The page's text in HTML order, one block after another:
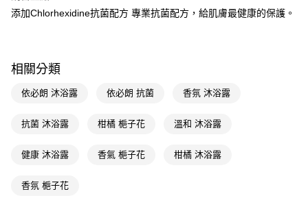
AFTEE先享後付
相關說明
AFTEE先享後付是「在收到商品之後才付款」的支付方式。 讓您購物簡單
便利好安心！
２．便利：只要手機號碼，簡訊認證，即可結帳。
【「AFTEE先享後付」結帳流程】
運送方式
每筆NT$65，滿NT$390(含以上)免運費
添加Chlorhexidine抗菌配方 專業抗菌配方，給肌膚最健康的保護。
相關分類
依必朗 沐浴露 依必朗 抗菌 香氛 沐浴露
抗菌 沐浴露 柑橘 梔子花 溫和 沐浴露
健康 沐浴露 香氣 梔子花 柑橘 沐浴露
香氛 梔子花